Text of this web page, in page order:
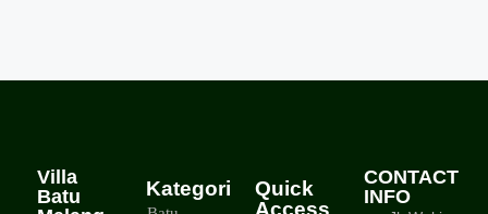
Villa
Batu
Kategori
Quick
Access
CONTACT
INFO